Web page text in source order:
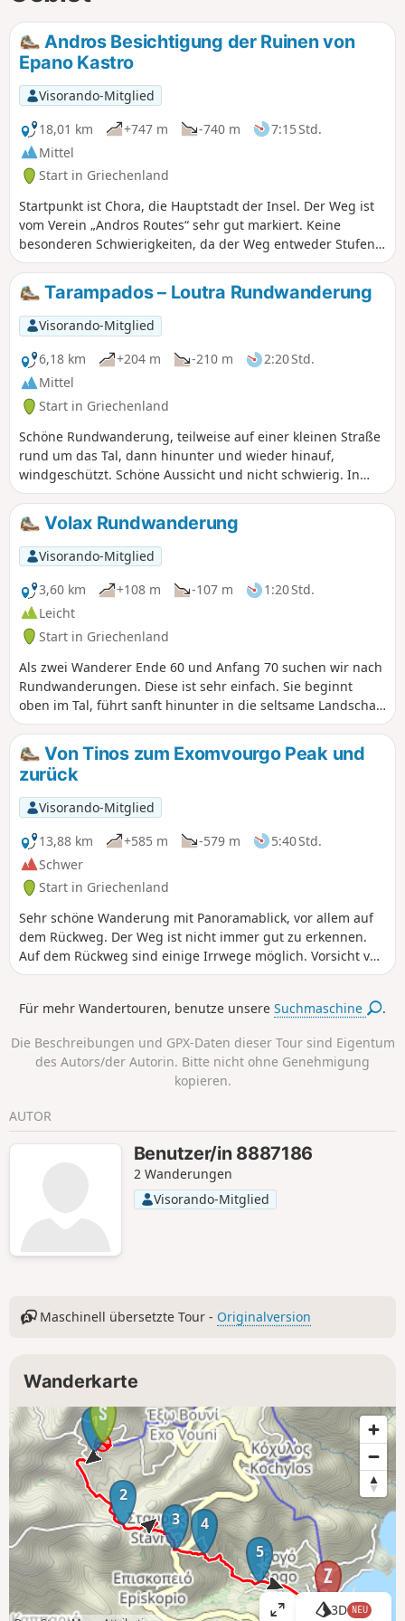
Andros Besichtigung der Ruinen von
Epano Kastro
Visorando-Mitglied
18,01 km
+747 m -740 m
7:15 Std.
Mittel
Start in Griechenland
Startpunkt ist Chora, die Hauptstadt der Insel. Der Weg ist
vom Verein „Andros Routes“ sehr gut markiert. Keine
besonderen Schwierigkeiten, da der Weg entweder Stufen
oder Steinplatten aufweist. Kann in 5 bis 6 Stunden
zurückgelegt werden, wenn man nicht zu viel Zeit mit der
Flora, den Eidechsen und Schildkröten verbringt, die man
zufällig in einem Teich entdeckt.
Tarampados – Loutra Rundwanderung
Visorando-Mitglied
6,18 km
+204 m -210 m
2:20 Std.
Mittel
Start in Griechenland
Schöne Rundwanderung, teilweise auf einer kleinen Straße
rund um das Tal, dann hinunter und wieder hinauf,
windgeschützt. Schöne Aussicht und nicht schwierig. In
Louvos gibt es ein Museum und ein Café. In der Saison gibt
es in Krokos ein schönes Restaurant, nur 1 km weiter (2 km
pro Strecke).
Volax Rundwanderung
Visorando-Mitglied
3,60 km
+108 m -107 m
1:20 Std.
Leicht
Start in Griechenland
Als zwei Wanderer Ende 60 und Anfang 70 suchen wir nach
Rundwanderungen. Diese ist sehr einfach. Sie beginnt
oben im Tal, führt sanft hinunter in die seltsame Landschaft
um Volax und dann wieder hinauf ins Dorf. Anschließend
nahmen wir die wenig begehene, relativ flache Straße
zurück zum Auto. Die großen, wahrscheinlich vulkanischen
Stein-/Granitbrocken sind etwas ganz Besonderes und
sehenswert.
Von Tinos zum Exomvourgo Peak und
zurück
Visorando-Mitglied
13,88 km
+585 m -579 m
5:40 Std.
Schwer
Start in Griechenland
Sehr schöne Wanderung mit Panoramablick, vor allem auf
dem Rückweg. Der Weg ist nicht immer gut zu erkennen.
Auf dem Rückweg sind einige Irrwege möglich. Vorsicht vor
Geröll unterhalb des Gipfels (unterhalb des Kreuzes). Es
Für mehr Wandertouren, benutze unsereSuchmaschine .
Die Beschreibungen und GPX-Daten dieser Tour sind Eigentum
des Autors/der Autorin. Bitte nicht ohne Genehmigung
kopieren.
AUTOR
Benutzer/in 8887186
2 Wanderungen
Visorando-Mitglied
Maschinell übersetzte Tour - Originalversion
Wanderkarte
1
2
3
4
5
3D NEU